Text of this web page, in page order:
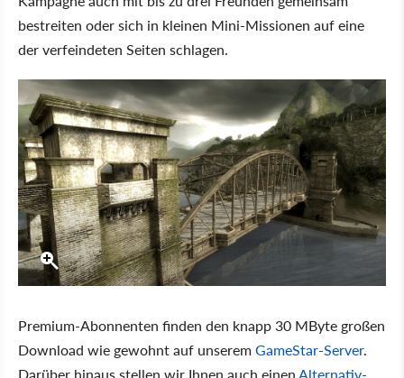
bestreiten oder sich in kleinen Mini-Missionen auf eine
der verfeindeten Seiten schlagen.
Premium-Abonnenten finden den knapp 30 MByte großen
Download wie gewohnt auf unseremGameStar-Server.